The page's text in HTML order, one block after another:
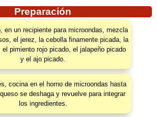
Preparación
en un recipiente para microondas, mezcla
el jerez, la cebolla finamente picada, la
pimiento rojo picado, el jalapeño picado
y el ajo picado.
cocina en el horno de microondas hasta
se deshaga y revuelve para integrar
los ingredientes.